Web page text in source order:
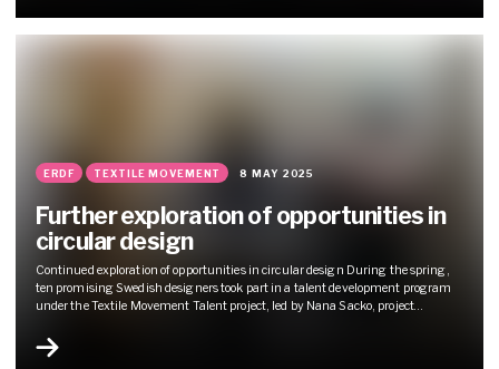
ERDF TEXTILE MOVEMENT 8 MAY 2025
Further exploration of opportunities in
circular design
Continued exploration of opportunities in circular design During the spring,
ten promising Swedish designers took part in a talent development program
under the Textile Movement Talent project, led by Nana Sacko, project
with Wargön Innovation. The program focuses on supporting and developing
the next generation of...